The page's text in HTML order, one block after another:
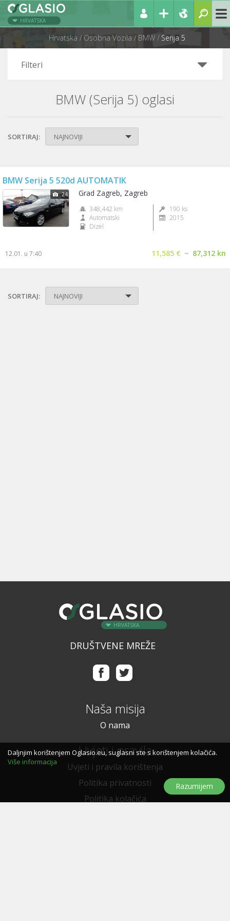
HRVATSKA
Hrvatska Osobna Vozila BMW Serija 5
Filteri
BMW (Serija 5) oglasi
SORTIRAJ: NAJNOVIJI
BMW Serija 5 520d AUTOMATIK
24 Grad Zagreb, Zagreb
348,442 km
190 ks
Automatski
2015
Dizel
11,585 € ~ 87,312 kn
12.01. u 7:40
SORTIRAJ: NAJNOVIJI
HRVATSKA
DRUŠTVENE MREŽE
Naša misija
O nama
Uvjeti i pravila
Uvjeti i pravila korištenja
Politika privatnosti
Politika kolačića
Daljnjim korištenjem Oglasio.eu, suglasni ste s korištenjem kolačića.
Više informacija
Razumijem